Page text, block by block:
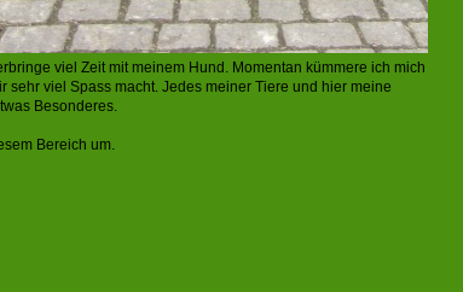
viel Zeit mit meinem Hund. Momentan kümmere ich mich
sehr viel Spass macht. Jedes meiner Tiere und hier meine
Besonderes.
Bereich um.